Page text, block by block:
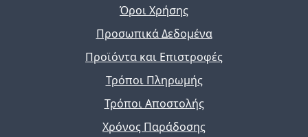
Όροι Χρήσης
Προσωπικά Δεδομένα
Προϊόντα και Επιστροφές
Τρόποι Πληρωμής
Τρόποι Αποστολής
Χρόνος Παράδοσης